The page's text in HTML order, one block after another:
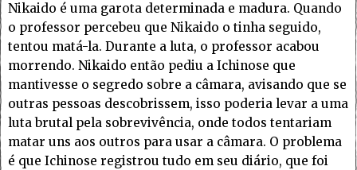
Nikaido é uma garota determinada e madura. Quando
o professor percebeu que Nikaido o tinha seguido,
tentou matá-la. Durante a luta, o professor acabou
morrendo. Nikaido então pediu a Ichinose que
mantivesse o segredo sobre a câmara, avisando que se
outras pessoas descobrissem, isso poderia levar a uma
luta brutal pela sobrevivência, onde todos tentariam
matar uns aos outros para usar a câmara. O problema
é que Ichinose registrou tudo em seu diário, que foi